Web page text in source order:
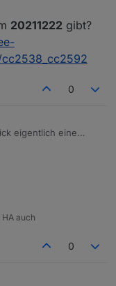
20211222 gibt?
0
eigentlich eine
drauf.
eine vom
cc2538_cc25
auch
0